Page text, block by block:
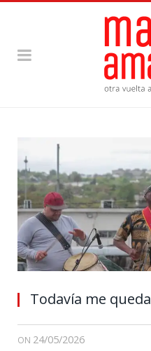
Todavía me
ON 24/05/2026